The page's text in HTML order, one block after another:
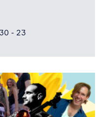
- 23